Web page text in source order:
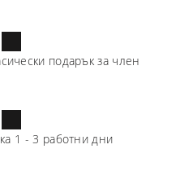
подарък за член
1 - 3 работни дни